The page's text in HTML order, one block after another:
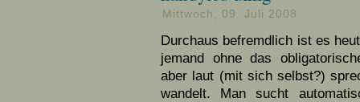
Mittwoch, 09. Juli 2008
Durchaus befremdlich ist es
jemand ohne das
aber laut (mit sich selbst?)
wandelt. Man sucht